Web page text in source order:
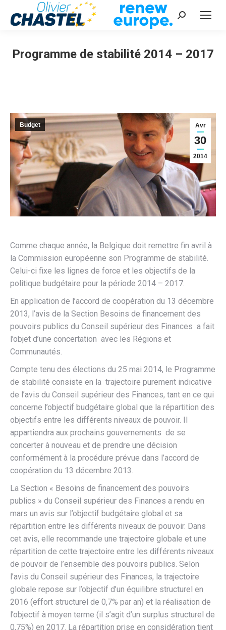
Recherche
Programme de stabilité 2014 – 2017
Avr
30
2014
Budget
Comme chaque année, la Belgique doit remettre fin avril à
la Commission européenne son Programme de stabilité.
Celui-ci fixe les lignes de force et les objectifs de la
politique budgétaire pour la période 2014 – 2017.
En application de l’accord de coopération du 13 décembre
2013, l’avis de la Section Besoins de financement des
pouvoirs publics du Conseil supérieur des Finances a fait
l’objet d’une concertation avec les Régions et
Communautés.
Compte tenu des élections du 25 mai 2014, le Programme
de stabilité consiste en la trajectoire purement indicative
de l’avis du Conseil supérieur des Finances, tant en ce qui
concerne l’objectif budgétaire global que la répartition des
objectifs entre les différents niveaux de pouvoir. Il
appartiendra aux prochains gouvernements de se
concerter à nouveau et de prendre une décision
conformément à la procédure prévue dans l’accord de
coopération du 13 décembre 2013.
La Section « Besoins de financement des pouvoirs
publics » du Conseil supérieur des Finances a rendu en
mars un avis sur l’objectif budgétaire global et sa
répartition entre les différents niveaux de pouvoir. Dans
cet avis, elle recommande une trajectoire globale et une
répartition de cette trajectoire entre les différents niveaux
de pouvoir de l’ensemble des pouvoirs publics. Selon
l’avis du Conseil supérieur des Finances, la trajectoire
globale repose sur l’objectif d’un équilibre structurel en
2016 (effort structurel de 0,7% par an) et la réalisation de
l’objectif à moyen terme (il s’agit d’un surplus structurel de
0,75%) en 2017. La répartition prise en considération tient